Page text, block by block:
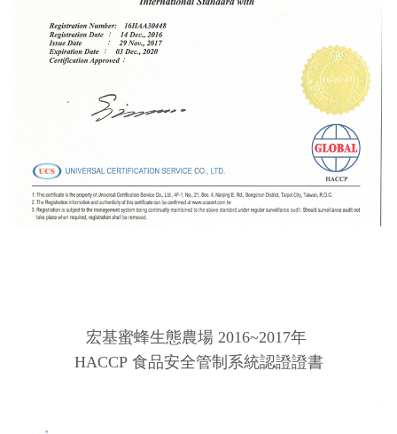
宏基蜜蜂生態農場 2016~2017年
HACCP食品安全管制系統認證證書